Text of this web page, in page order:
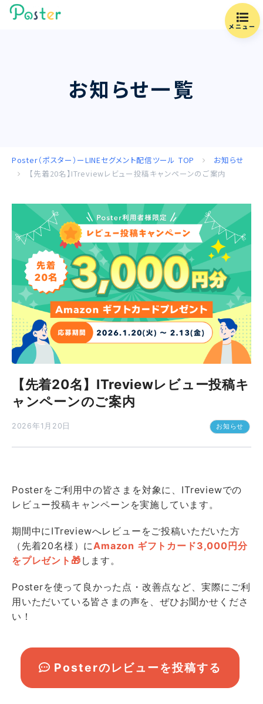
メニュー
お知らせ一覧
Poster（ポスター）ーLINEセグメント配信ツール TOP
お知らせ
【先着20名】ITreviewレビュー投稿キャンペーンのご案内
【先着20名】ITreviewレビュー投稿キ
ャンペーンのご案内
2026年1月20日 お知らせ
Posterをご利用中の皆さまを対象に、ITreviewでの
レビュー投稿キャンペーンを実施しています。
期間中にITreviewへレビューをご投稿いただいた方
（先着20名様）に Amazon ギフトカード3,000円分
をプレゼント🎁 します。
Posterを使って良かった点・改善点など、実際にご利
用いただいている皆さまの声を、ぜひお聞かせくださ
い！
Posterのレビューを投稿する